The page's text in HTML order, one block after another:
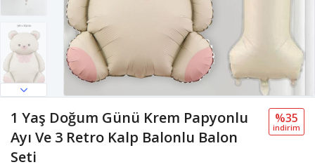
1 Yaş Doğum Günü Krem Papyonlu
Ayı Ve 3 Retro Kalp Balonlu Balon
Seti
%35
i̇ndi̇ri̇m